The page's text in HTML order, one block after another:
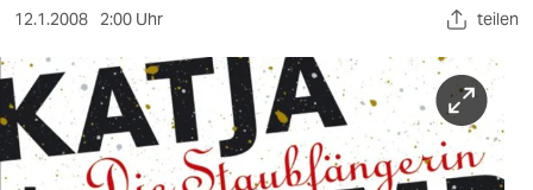
kultur
sport
berlin
nord
12.1.2008 2:00 Uhr teilen